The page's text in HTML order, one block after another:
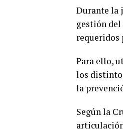
Durante la
gestión del
requeridos
Para ello,
los
la
Según la